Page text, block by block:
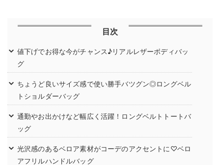
目次
値下げでお得な今がチャンス♪リアルレザーボディバッ
グ
ちょうど良いサイズ感で使い勝手バツグン◎ロングベル
トショルダーバッグ
通勤やお出かけなど幅広く活躍！ロングベルトトートバ
ッグ
光沢感のあるベロア素材がコーデのアクセントに♡ベロ
アフリルハンドルバッグ